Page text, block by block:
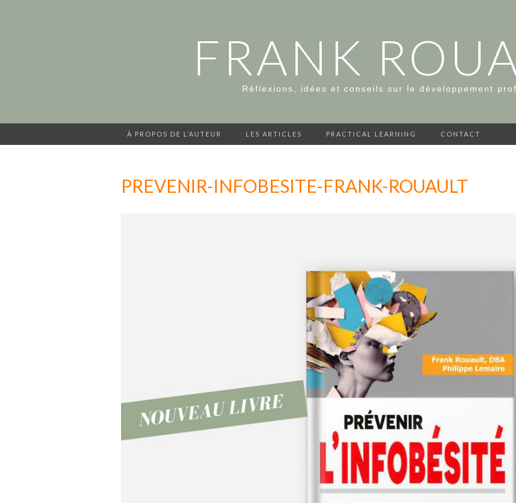
FRANK
Réflexions, idées et conseils sur le développement
À PROPOS DE L’AUTEUR LES ARTICLES PRACTICAL LEARNING CONTACT
PREVENIR-INFOBESITE-FRANK-ROUAULT